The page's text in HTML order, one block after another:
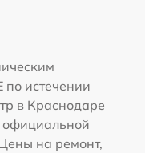
по истечении
в Краснодаре
официальной
на ремонт,